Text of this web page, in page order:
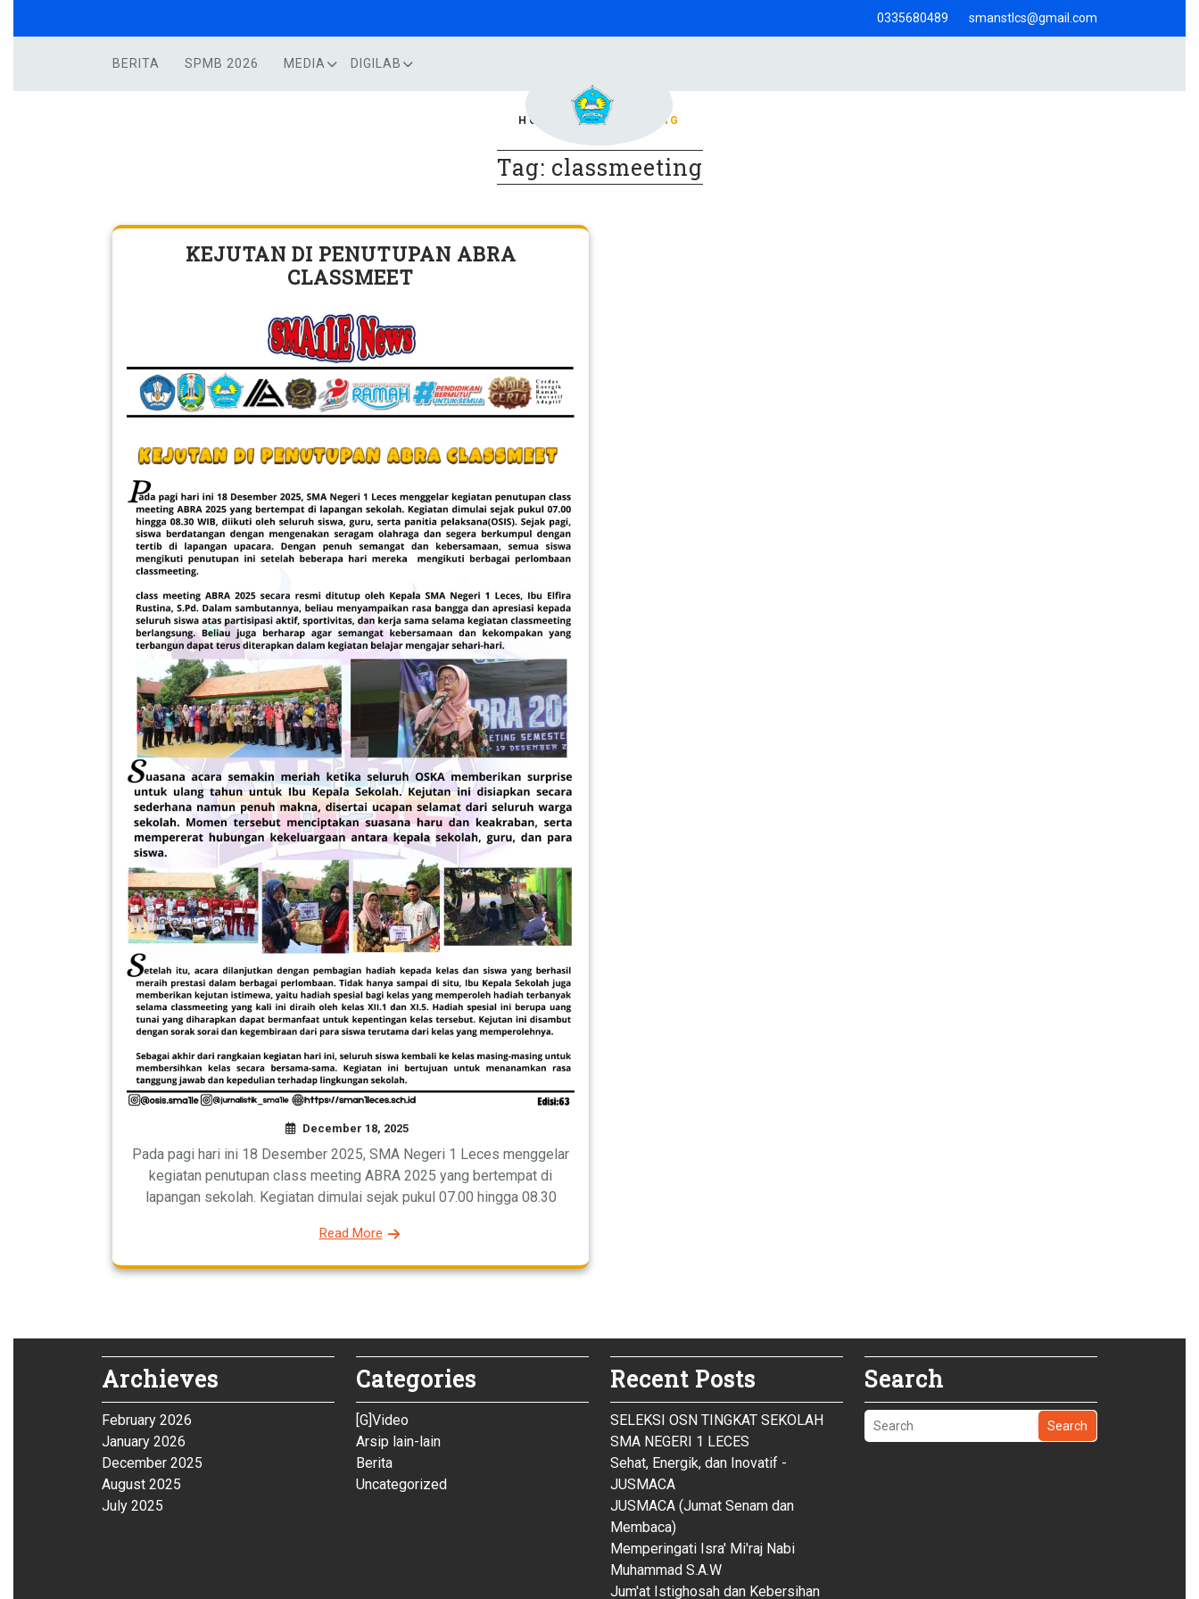
0335680489 smanstlcs@gmail.com
BERITA SPMB 2026 MEDIA DIGILAB
HOME CLASSMEETING
Tag: classmeeting
KEJUTAN DI PENUTUPAN ABRA
CLASSMEET
December 18, 2025
Pada pagi hari ini 18 Desember 2025, SMA Negeri 1 Leces menggelar
kegiatan penutupan class meeting ABRA 2025 yang bertempat di
lapangan sekolah. Kegiatan dimulai sejak pukul 07.00 hingga 08.30
Read More
Archieves
February 2026
January 2026
December 2025
August 2025
July 2025
Categories
[G]Video
Arsip lain-lain
Berita
Uncategorized
Recent Posts
SELEKSI OSN TINGKAT SEKOLAH
SMA NEGERI 1 LECES
Sehat, Energik, dan Inovatif -
JUSMACA
JUSMACA (Jumat Senam dan
Membaca)
Memperingati Isra' Mi'raj Nabi
Muhammad S.A.W
Jum'at Istighosah dan Kebersihan
Search
Search